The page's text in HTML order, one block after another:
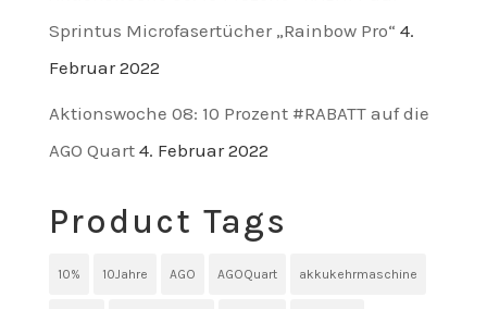
Sprintus Microfasertücher „Rainbow Pro“ 4.
Februar 2022
Aktionswoche 08: 10 Prozent #RABATT auf die
AGO Quart 4. Februar 2022
Product Tags
10% 10Jahre AGO AGOQuart akkukehrmaschine